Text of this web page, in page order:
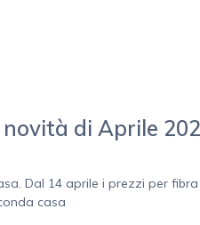
di Aprile
Dal 14 aprile i prezzi per
casa